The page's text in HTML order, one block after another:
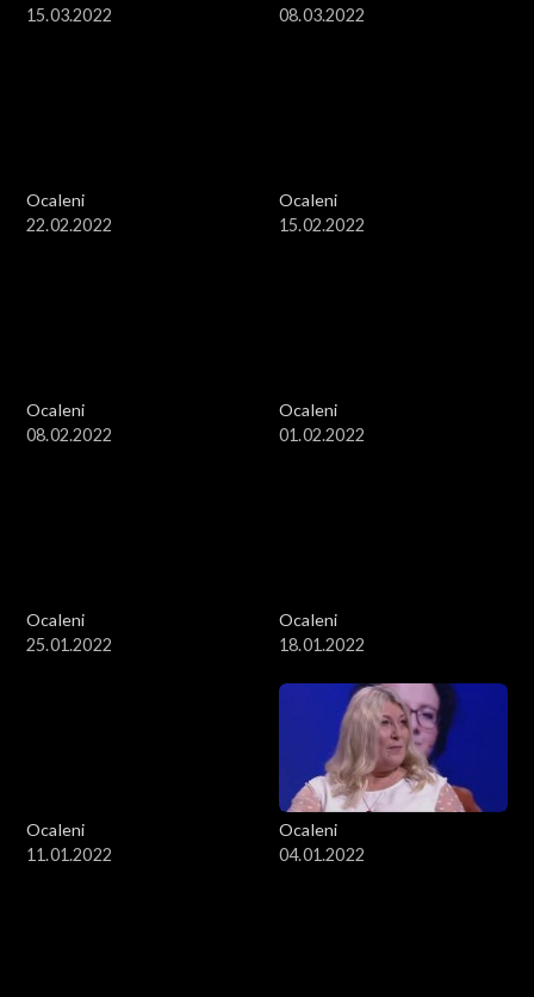
15.03.2022
08.03.2022
Ocaleni
22.02.2022
Ocaleni
15.02.2022
Ocaleni
08.02.2022
Ocaleni
01.02.2022
Ocaleni
25.01.2022
Ocaleni
18.01.2022
Ocaleni
11.01.2022
Ocaleni
04.01.2022